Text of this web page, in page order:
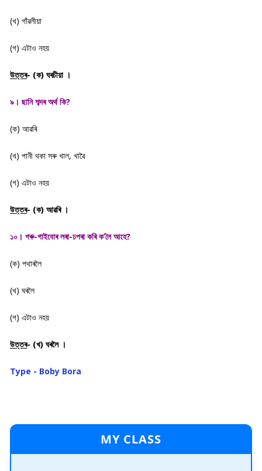
(খ) গাঁৱলীয়া
(গ) এটাও নহয়
উত্তৰ- (ক) ঘৰচীয়া ।
৯। ছানি শব্দৰ অৰ্থ কি?
(ক) আৱৰি
(খ) পানী থকা সৰু খাল, খাৱৈ
(গ) এটাও নহয়
উত্তৰ- (ক) আৱৰি ।
১০। গৰু-গাইবোৰ লৰা-ঢপৰা কৰি ক’লৈ আহে?
(ক) পথাৰলৈ
(খ) ঘৰলৈ
(গ) এটাও নহয়
উত্তৰ- (খ) ঘৰলৈ ।
Type - Boby Bora
MY CLASS